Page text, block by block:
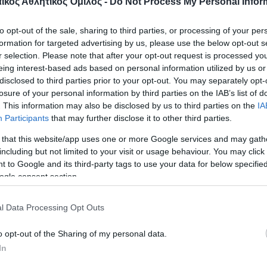
opt-out of the sale, sharing to third parties, or processing of your
for targeted advertising by us, please use the below opt-out
selection. Please note that after your opt-out request is processed
interest-based ads based on personal information utilized by us
to third parties prior to your opt-out. You may separately
of your personal information by third parties on the IAB’s list of
This information may also be disclosed by us to third parties on the
Participants that may further disclose it to other third parties.
that this website/app uses one or more Google services and may
but not limited to your visit or usage behaviour. You may
to Google and its third-party tags to use your data for below
consent section.
Data Processing Opt Outs
opt-out of the Sharing of my personal data.
Αντωνιάδης συμμετείχε σε ένα
ματς σαν σήμερα το 1984 όπου
μνήμη του κορυφαίου σκιέρ
δεν λησμονεί τη στιγμή.
«Σεπ» ο αδικοχαμένος σκιερ έχασε τη ζωή του
γενέτειρα του στην Αυστρία.
έγινε φιλικό ματς της Εθνικής Αυστρία με Μικτή
συμμετείχε ο Αντώνης Αντωνιάδης και είχε
και Εουσέμπιο. Μάλιστα για την